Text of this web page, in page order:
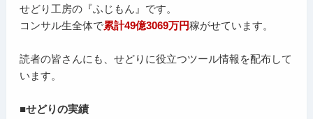
せどり工房の『ふじもん』です。
コンサル生全体で累計49億3069万円稼がせています。
読者の皆さんにも、せどりに役立つツール情報を配布して
います。
■せどりの実績